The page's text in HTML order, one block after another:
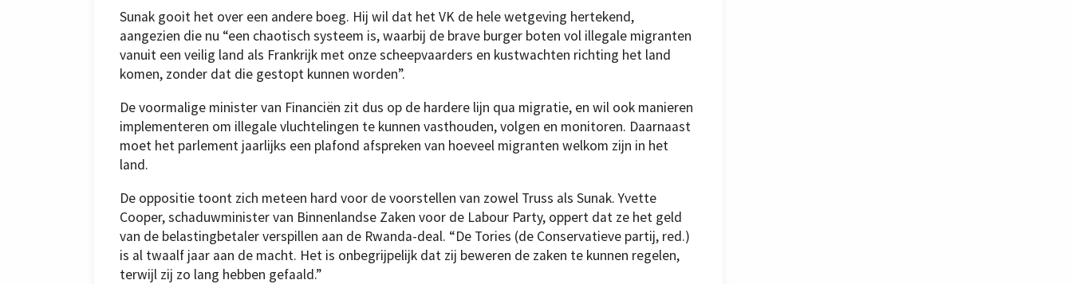
Sunak gooit het over een andere boeg. Hij wil dat het VK de hele wetgeving hertekend,
aangezien die nu “een chaotisch systeem is, waarbij de brave burger boten vol illegale migranten
vanuit een veilig land als Frankrijk met onze scheepvaarders en kustwachten richting het land
komen, zonder dat die gestopt kunnen worden”.
De voormalige minister van Financiën zit dus op de hardere lijn qua migratie, en wil ook manieren
implementeren om illegale vluchtelingen te kunnen vasthouden, volgen en monitoren. Daarnaast
moet het parlement jaarlijks een plafond afspreken van hoeveel migranten welkom zijn in het
land.
De oppositie toont zich meteen hard voor de voorstellen van zowel Truss als Sunak. Yvette
Cooper, schaduwminister van Binnenlandse Zaken voor de Labour Party, oppert dat ze het geld
van de belastingbetaler verspillen aan de Rwanda-deal. “De Tories (de Conservatieve partij, red.)
is al twaalf jaar aan de macht. Het is onbegrijpelijk dat zij beweren de zaken te kunnen regelen,
terwijl zij zo lang hebben gefaald.”